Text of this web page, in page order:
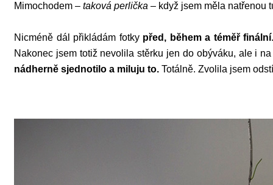
Mimochodem – taková perlička – když jsem měla natřenou
Nicméně dál přikládám fotkypřed, během a téměř finální
Nakonec jsem totiž nevolila stěrku jen do obýváku, ale i
nádherně sjednotilo a miluju to. Totálně. Zvolila jsem